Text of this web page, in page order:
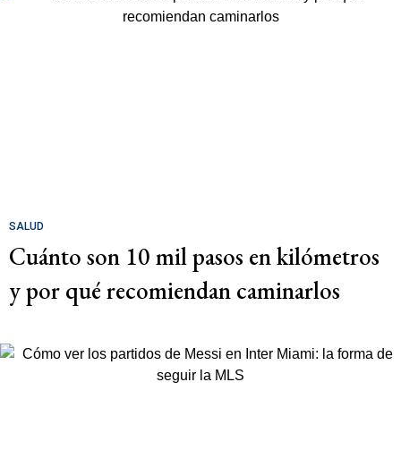
SALUD
Cuánto son 10 mil pasos en kilómetros
y por qué recomiendan caminarlos